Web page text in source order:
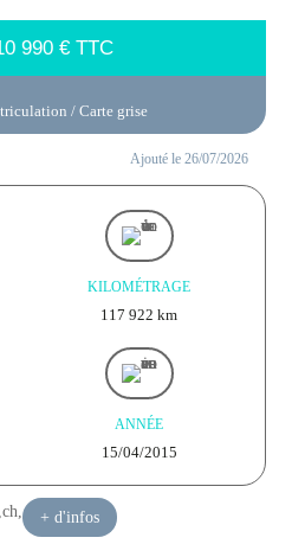
990 € TTC
/ Carte grise
Ajouté le 26/07/2026
KILOMÉTRAGE
117 922 km
ANNÉE
15/04/2015
ch, + d'infos